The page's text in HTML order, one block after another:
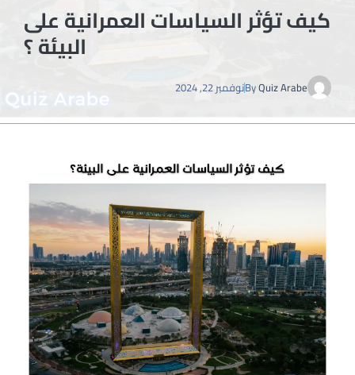
كيف تؤثر السياسات العمرانية على
البيئة ؟
ByQuiz Arabe نوفمبر 22, 2024